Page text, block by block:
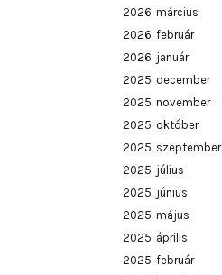
2026. március
2026. február
2026. január
2025. december
2025. november
2025. október
2025. szeptember
2025. július
2025. június
2025. május
2025. április
2025. február